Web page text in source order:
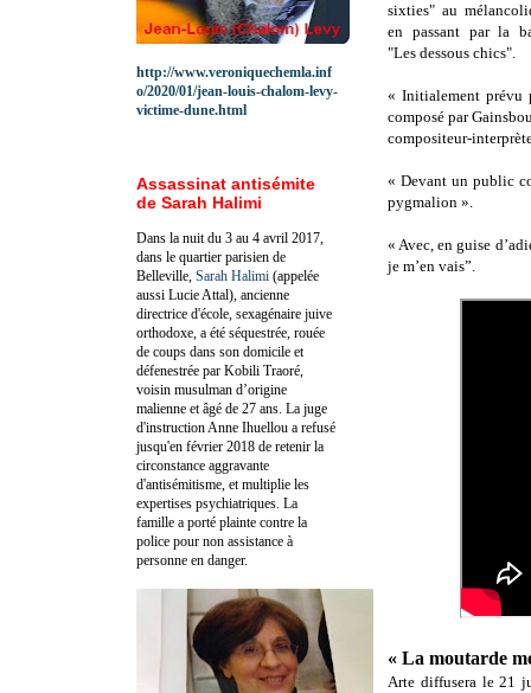
sixties" au
en passant par la
"Les dessous chics".
« Initialement prévu
composé par
compositeur-
« Devant un public
pygmalion ».
« Avec, en guise
je m’en vais”.
« La moutarde
Arte diffusera le 21
http://www.veroniquechemla.inf
o/2020/01/jean-louis-chalom-levy-
victime-dune.html
Assassinat antisémite
de Sarah Halimi
Dans la nuit du 3 au 4 avril 2017,
dans le quartier parisien de
Belleville, Sarah Halimi (appelée
aussi Lucie Attal), ancienne
directrice d'école, sexagénaire juive
orthodoxe, a été séquestrée, rouée
de coups dans son domicile et
défenestrée par Kobili Traoré,
voisin musulman d’origine
malienne et âgé de 27 ans. La juge
d'instruction Anne Ihuellou a refusé
jusqu'en février 2018 de retenir la
circonstance aggravante
d'antisémitisme, et multiplie les
expertises psychiatriques. La
famille a porté plainte contre la
police pour non assistance à
personne en danger.